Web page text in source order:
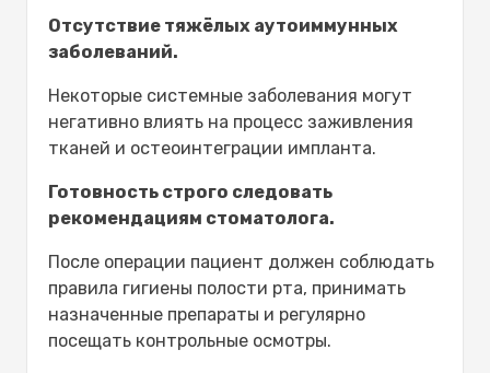
Отсутствие тяжёлых аутоиммунных
заболеваний.
Некоторые системные заболевания могут
негативно влиять на процесс заживления
тканей и остеоинтеграции импланта.
Готовность строго следовать
рекомендациям стоматолога.
После операции пациент должен соблюдать
правила гигиены полости рта, принимать
назначенные препараты и регулярно
посещать контрольные осмотры.